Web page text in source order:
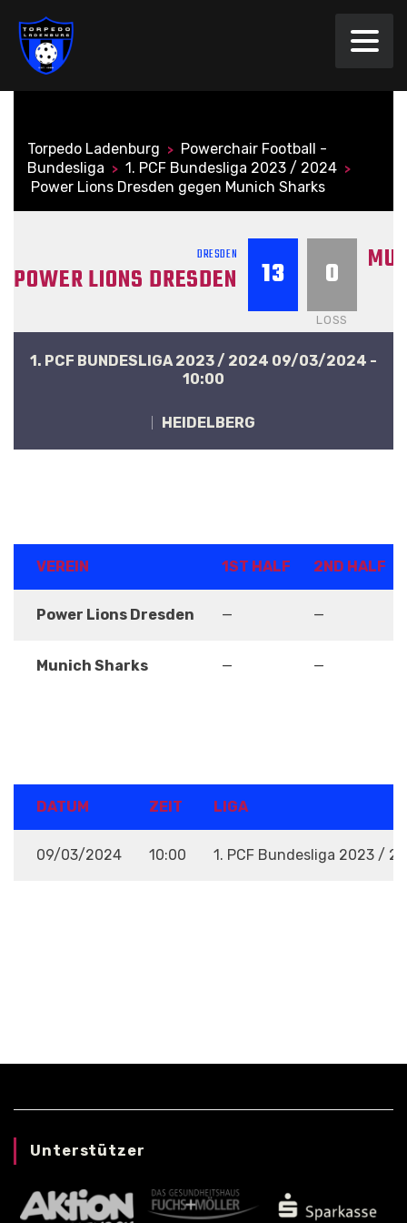
Torpedo Ladenburg > Powerchair Football ­
Bundesliga
> 1. PCF Bundesliga 2023 / 2024 >
Power Lions Dresden gegen Munich Sharks
DRESDEN
POWER LIONS DRESDEN 13 0
LOSS
1. PCF BUNDESLIGA 2023 / 2024 09/03/2024 -
10:00
HEIDELBERG
VEREIN 1ST HALF 2ND HALF
Power Lions Dresden — —
Munich Sharks — —
DATUM ZEIT LIGA
09/03/2024 10:00 1. PCF Bundesliga 2023 /
Unterstützer